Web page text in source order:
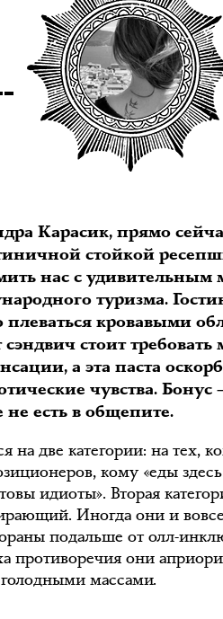
Карасик, прямо
стойкой
нас с удивительным
туризма.
кровавыми
сэндвич стоит
а эта паста
чувства.
не есть в общепите.
на две категории: на тех,
кому «еды
идиоты». Вторая
Иногда они и вовсе
подальше от олл-
противоречия они
массами.